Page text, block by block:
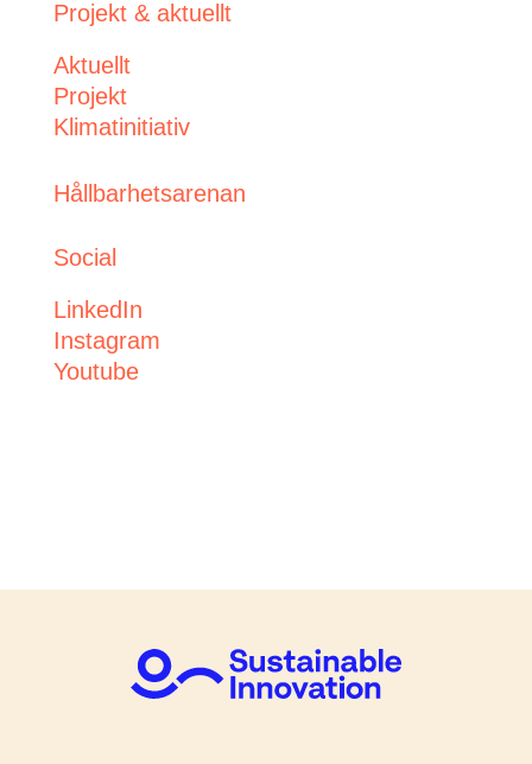
Projekt & aktuellt
Aktuellt
Projekt
Klimatinitiativ
Hållbarhetsarenan
Social
LinkedIn
Instagram
Youtube